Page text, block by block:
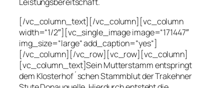
[/vc_column_text][/vc_column][vc_column
width=“1/2″][vc_single_image image=“171447″
img_size=“large“ add_caption=“yes“]
[/vc_column][/vc_row][vc_row][vc_column]
[vc_column_text]Sein Mutterstamm entspringt
dem Klosterhof´schen Stammblut der Trakehner